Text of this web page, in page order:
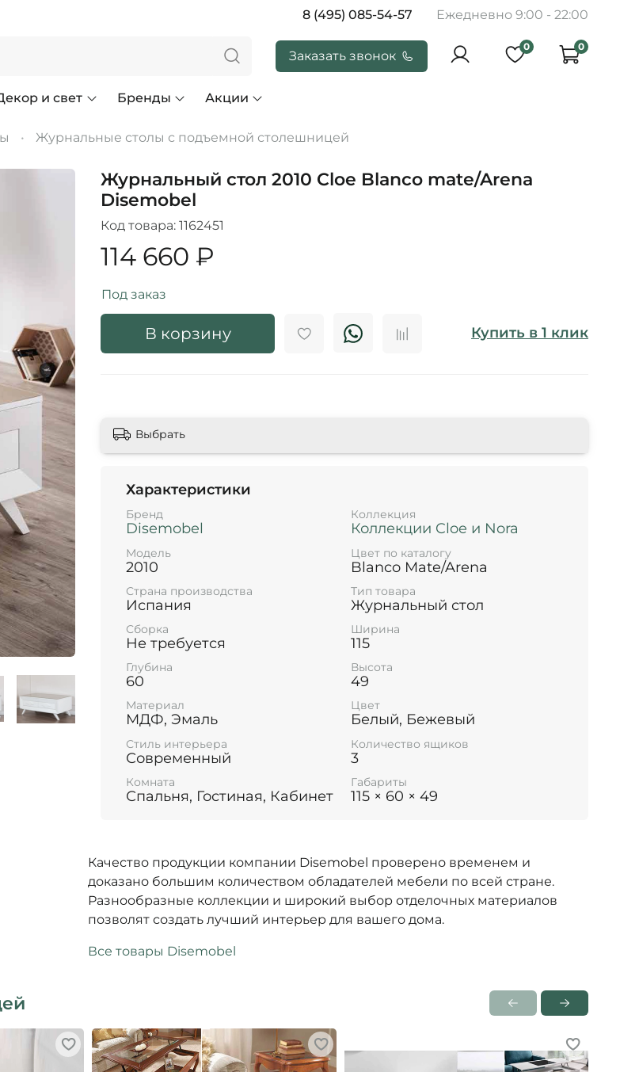
8 (495) 085-54-57 Ежедневно 9:00 - 22:00
Заказать звонок
0 0
и свет Бренды Акции
Журнальные столы с подъемной столешницей
Журнальный стол 2010 Cloe Blanco mate/Arena
Disemobel
Код товара: 1162451
114 660 ₽
В корзину Купить в 1 клик
Под заказ
Выбрать
Характеристики
Бренд
Disemobel
Коллекция
Коллекции Cloe и Nora
Модель
2010
Цвет по каталогу
Blanco Mate/Arena
Страна производства
Испания
Тип товара
Журнальный стол
Сборка
Не требуется
Ширина
115
Глубина
60
Высота
49
Материал
МДФ, Эмаль
Цвет
Белый, Бежевый
Стиль интерьера
Современный
Количество ящиков
3
Комната
Спальня, Гостиная, Кабинет
Габариты
115 × 60 × 49
Качество продукции компании Disemobel проверено временем и
доказано большим количеством обладателей мебели по всей стране.
Разнообразные коллекции и широкий выбор отделочных материалов
позволят создать лучший интерьер для вашего дома.
Все товары Disemobel